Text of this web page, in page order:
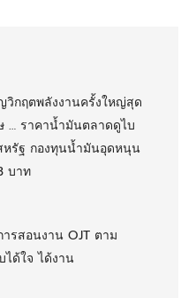
วิกฤตพลังงานครั้งใหญ่สุด
… ราคาน้ำมันตลาดดูไบ
หรัฐ กองทุนน้ำมันอุดหนุน
บาท
รสอนงาน OJT ตาม
ได้ใจ ได้งาน